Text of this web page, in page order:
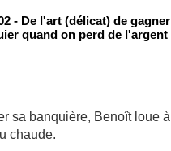
- De l'art (délicat) de
quand on perd de l'argent
sa banquière, Benoît loue
chaude.